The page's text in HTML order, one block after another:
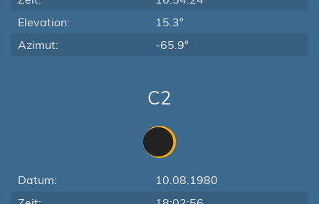
Elevation:
15.3°
Azimut:
-65.9°
C2
Datum:
10.08.1980